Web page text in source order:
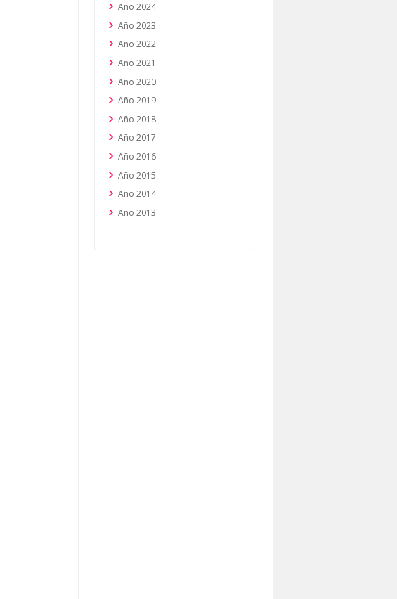
Año 2024
Año 2023
Año 2022
Año 2021
Año 2020
Año 2019
Año 2018
Año 2017
Año 2016
Año 2015
Año 2014
Año 2013